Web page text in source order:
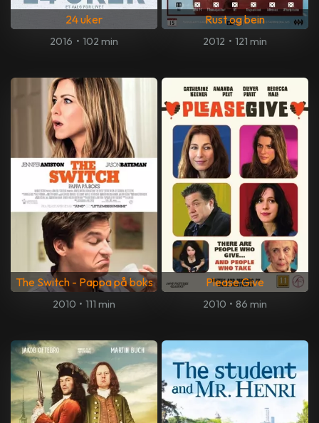
24 uker
2016 • 102 min
Rust og bein
2012 • 121 min
The Switch - Pappa på boks
2010 • 111 min
Please Give
2010 • 86 min